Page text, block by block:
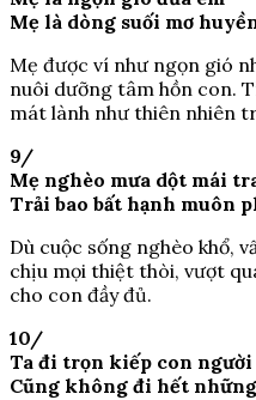
Mẹ là dòng suối mơ
Mẹ được ví như ngọn gió
nuôi dưỡng tâm hồn con.
mát lành như thiên nhiên
9/
Mẹ nghèo mưa dột mái
Trải bao bất hạnh muôn
Dù cuộc sống nghèo khổ,
chịu mọi thiệt thòi, vượt
cho con đầy đủ.
10/
Ta đi trọn kiếp con người
Cũng không đi hết